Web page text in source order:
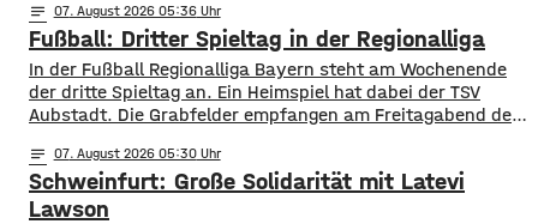
Grabfeld und Bad Kissingen ihre öffentliche Beleuchtung
teilweise oder komplett ab. Mit dabei sind unter anderem
Bad Neustadt, Hammelburg, Fladungen, Oberelsbach und
Wildflecken. Ziel ist
notes 07. August 2026 05:36
Fußball: Dritter Spieltag in der Regionalliga
In der Fußball Regionalliga Bayern steht am Wochenende
der dritte Spieltag an. Ein Heimspiel hat dabei der TSV
Aubstadt. Die Grabfelder empfangen am Freitagabend den
Siegen aus zwei Spielen aktuell an der Tabellenspitze
stehen, hat Aubstadt erst ein Ligaspiel absolviert, dieses
aber gegen Schweinfurt gewonnen. Anpfiff ist
notes 07. August 2026 05:30
Schweinfurt: Große Solidarität mit Latevi
Lawson